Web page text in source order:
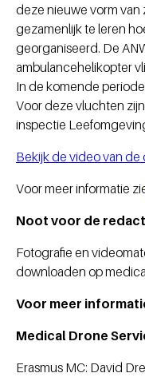
deze nieuwe vorm
gezamenlijk te leren
georganiseerd. De
ambulancehelikopter
In de komende
Voor deze vluchten
inspectie
Bekijk de video van de
Voor meer informatie
Noot voor de
Fotografie en
downloaden op
Voor meer
Medical Drone
Erasmus MC: David